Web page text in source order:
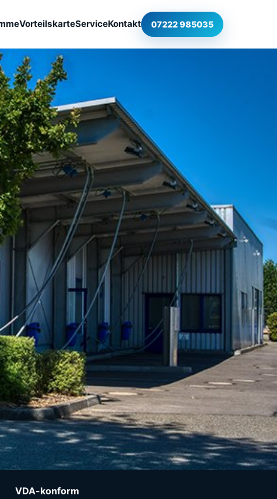
VorteilskarteServiceKontakt 07222 985035
VDA-konform